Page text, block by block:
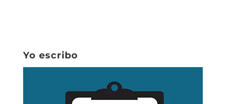
Yo escribo